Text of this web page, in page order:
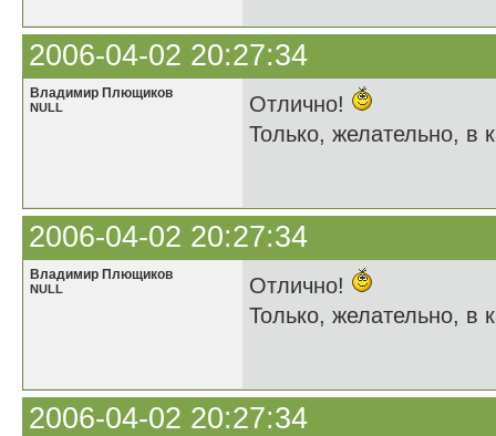
2006-04-02 20:27:34
Владимир Плющиков
NULL
Отлично!
Только, желательно, в
2006-04-02 20:27:34
Владимир Плющиков
NULL
Отлично!
Только, желательно, в
2006-04-02 20:27:34